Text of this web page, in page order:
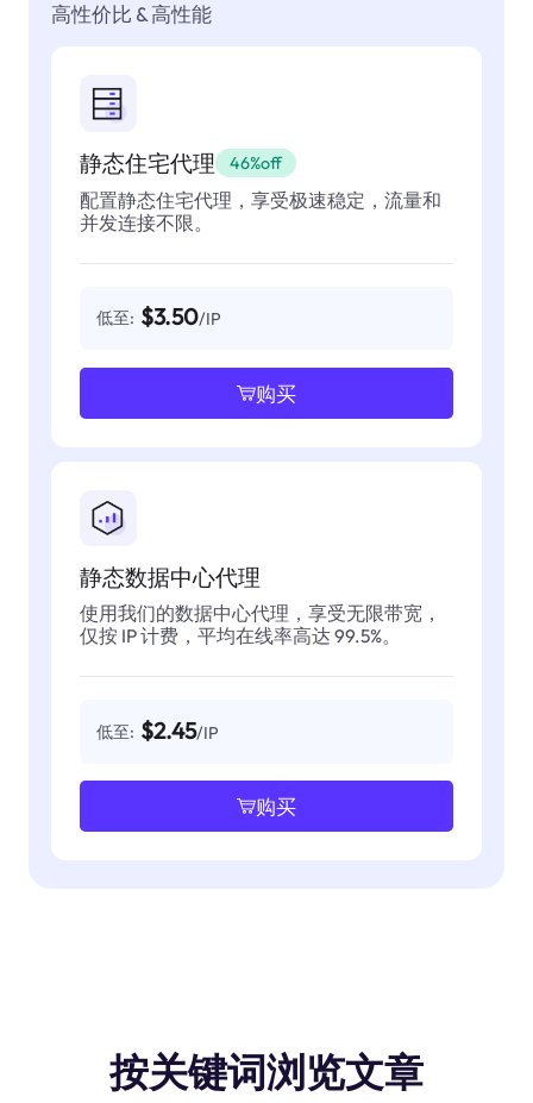
高性价比 & 高性能
静态住宅代理 46%off
配置静态住宅代理，享受极速稳定，流量和
并发连接不限。
低至: $3.50/IP
购买
静态数据中心代理
使用我们的数据中心代理，享受无限带宽，
仅按 IP 计费，平均在线率高达 99.5%。
低至: $2.45/IP
购买
按关键词浏览文章